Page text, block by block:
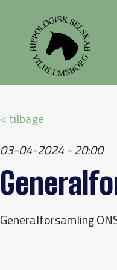
< tilbage
03-04-2024 - 20:00
Generalforsamling